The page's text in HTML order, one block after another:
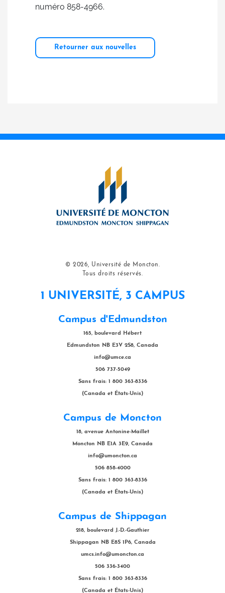
numéro 858-4966.
Retourner aux nouvelles
© 2026, Université de Moncton.
Tous droits réservés.
1 UNIVERSITÉ, 3 CAMPUS
Campus d'Edmundston
165, boulevard Hébert
Edmundston NB E3V 2S8, Canada
info@umce.ca
506 737-5049
Sans frais: 1 800 363-8336
(Canada et États-Unis)
Campus de Moncton
18, avenue Antonine-Maillet
Moncton NB E1A 3E9, Canada
info@umoncton.ca
506 858-4000
Sans frais: 1 800 363-8336
(Canada et États-Unis)
Campus de Shippagan
218, boulevard J.-D.-Gauthier
Shippagan NB E8S 1P6, Canada
umcs.info@umoncton.ca
506 336-3400
Sans frais: 1 800 363-8336
(Canada et États-Unis)